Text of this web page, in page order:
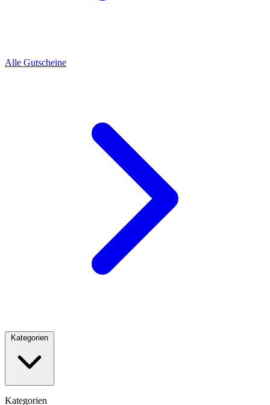
Alle Gutscheine
Kategorien